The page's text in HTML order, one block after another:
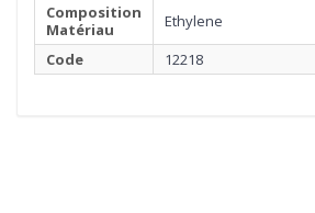
Composition
Matériau
Ethylene
Code
12218